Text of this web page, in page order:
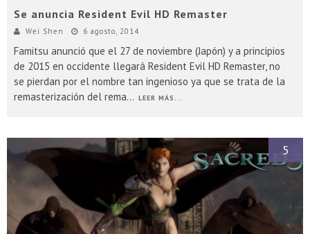
Se anuncia Resident Evil HD Remaster
Wei Shen 6 agosto, 2014
Famitsu anunció que el 27 de noviembre (Japón) y a principios
de 2015 en occidente llegará Resident Evil HD Remaster, no
se pierdan por el nombre tan ingenioso ya que se trata de la
remasterización del rema... LEER MÁS...
5